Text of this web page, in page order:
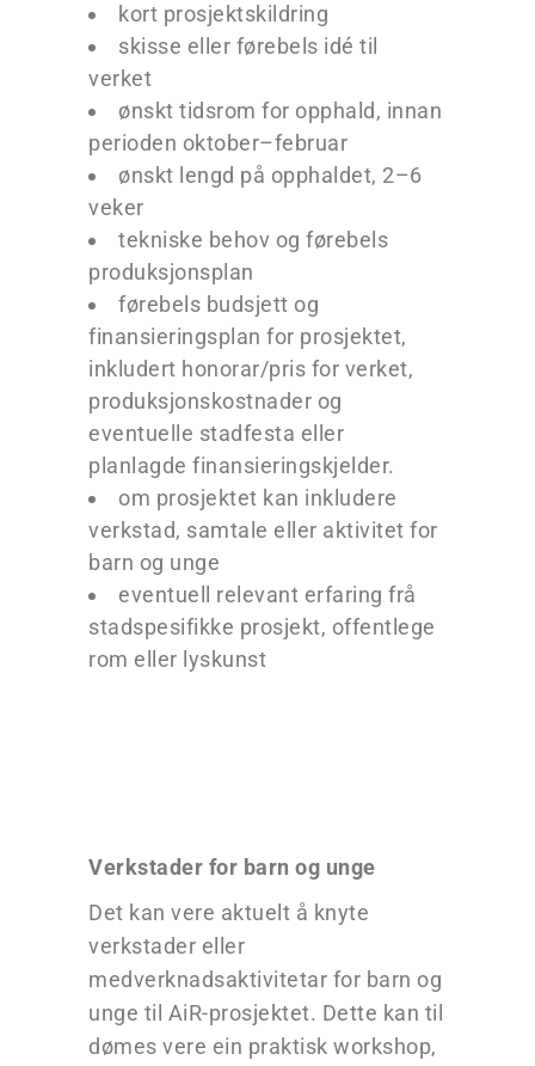
kort prosjektskildring
skisse eller førebels idé til
verket
ønskt tidsrom for opphald, innan
perioden oktober–februar
ønskt lengd på opphaldet, 2–6
veker
tekniske behov og førebels
produksjonsplan
førebels budsjett og
finansieringsplan for prosjektet,
inkludert honorar/pris for verket,
produksjonskostnader og
eventuelle stadfesta eller
planlagde finansieringskjelder.
om prosjektet kan inkludere
verkstad, samtale eller aktivitet for
barn og unge
eventuell relevant erfaring frå
stadspesifikke prosjekt, offentlege
rom eller lyskunst
Verkstader for barn og unge
Det kan vere aktuelt å knyte
verkstader eller
medverknadsaktivitetar for barn og
unge til AiR-prosjektet. Dette kan til
dømes vere ein praktisk workshop,